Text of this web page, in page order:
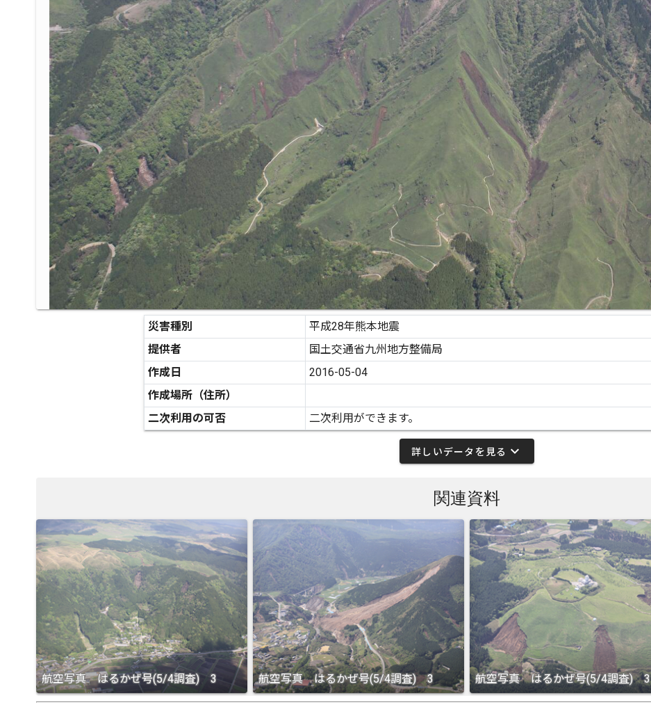
災害種別
平成28年熊本地震
提供者
国土交通省九州地方整備局
作成日
2016-05-04
作成場所（住所）
二次利用の可否
二次利用ができます。
詳しいデータを見る expand_more
関連資料
航空写真 はるかぜ号(5/4調査) 3 航空写真 はるかぜ号(5/4調査) 3 航空写真 はるかぜ号(5/4調査) 3